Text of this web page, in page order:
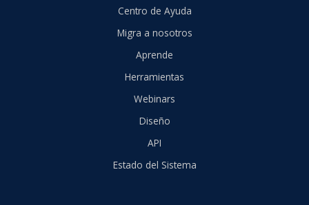
Centro de Ayuda
Migra a nosotros
Aprende
Herramientas
Webinars
Diseño
API
Estado del Sistema